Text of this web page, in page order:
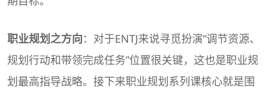
职业规划 之方向：对于ENTJ来说寻觅扮演“调节资源、
规划行动和带领完成任务”位置很关键，这也是职业规
划最高指导战略。接下来职业规划系列课核心就是围